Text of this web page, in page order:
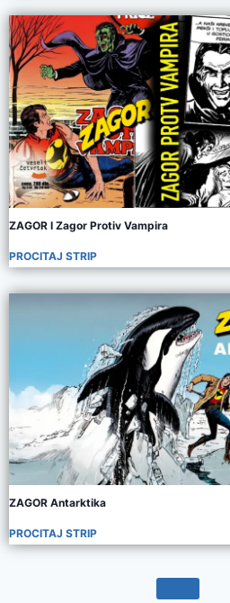
ZAGOR I Zagor Protiv Vampira
PROCITAJ STRIP
ZAGOR Antarktika
PROCITAJ STRIP